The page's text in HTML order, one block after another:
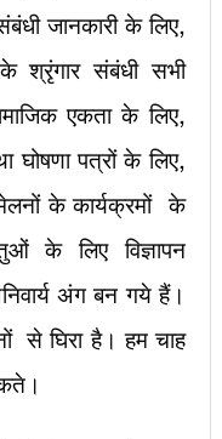
जानकारी के लिए,
के श्रृंगार संबंधी सभी
एकता के लिए,
घोषणा पत्रों के लिए,
के कार्यक्रमों के
के लिए विज्ञापन
अंग बन गये हैं।
से घिरा है। हम चाह